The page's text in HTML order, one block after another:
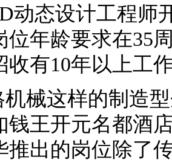
动态设计工程师
位年龄要求在35
收有10年以上工
机械这样的制造
钱王开元名都酒
推出的岗位除了